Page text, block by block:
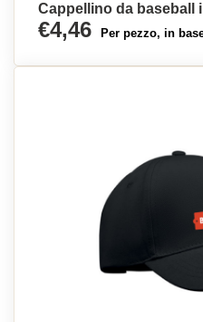
Cappellino da baseball
€4,46 Per pezzo, in